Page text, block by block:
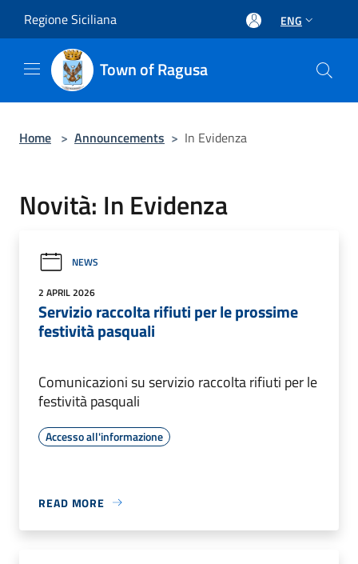
Regione Siciliana ENG
Town of Ragusa
Home > Announcements > In Evidenza
Novità: In Evidenza
NEWS
2 APRIL 2026
Servizio raccolta rifiuti per le prossime
festività pasquali
Comunicazioni su servizio raccolta rifiuti per le
festività pasquali
Accesso all'informazione
READ MORE